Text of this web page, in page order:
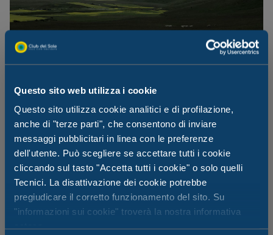
Questo sito web utilizza i cookie
Questo sito utilizza cookie analitici e di profilazione,
anche di "terze parti", che consentono di inviare
messaggi pubblicitari in linea con le preferenze
dell'utente. Può scegliere se accettare tutti i cookie
cliccando sul tasto "Accetta tutti i cookie" o solo quelli
Tecnici. La disattivazione dei cookie potrebbe
pregiudicare il corretto funzionamento del sito. Su
"informazioni sui cookie" troverà la nostra informativa
estesa.
Il Parco Nazionale dei Monti Sibillini
Il parco si estende su un territorio di oltre 70.000 ettari,
modellato dalle forze della natura e dipinto da millenni di
storia e cultura. L’ambiente è molto particolare, e ancora
oggi si percepisce la magica presenza della mitica Sibilla,
mentre al suo interno aleggiano i ricordi di antichi riti e
suggestive leggende… Da non perdere, se sei attratto